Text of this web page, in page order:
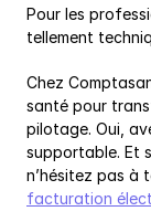
Pour les
tellement
Chez
santé pour
pilotage. Oui,
supportable. Et
n’hésitez pas à
facturation